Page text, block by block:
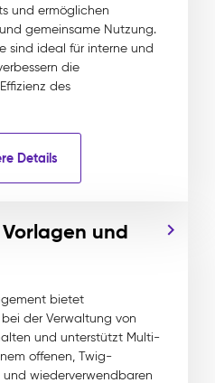
und ermöglichen
gemeinsame Nutzung.
sind ideal für interne und
die
des
Details
und
bietet
der Verwaltung von
und unterstützt Multi-
offenen, Twig-
wiederverwendbaren